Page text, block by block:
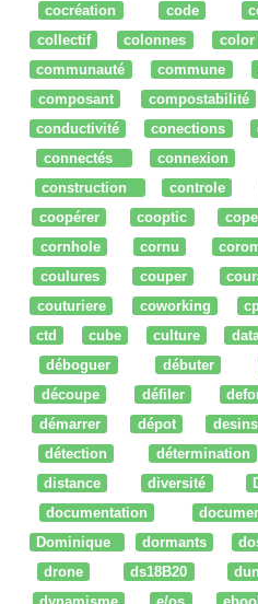
cocréation
code
collectif
colonnes color
communauté
commune
composant
compostabilité
conductivité
conections
connectés
connexion
construction
controle
coopérer
cooptic
cornhole
cornu
coulures
couper
couturiere
coworking
ctd
cube culture
déboguer
débuter
découpe
défiler
démarrer
dépot
détection
détermination
distance
diversité
documentation
Dominique
dormants
drone
ds18B20